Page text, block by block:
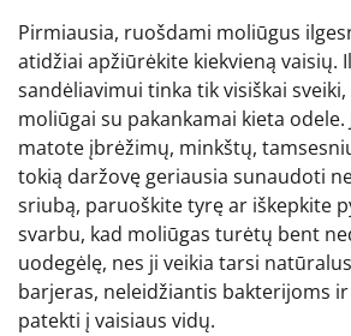
Pirmiausia, ruošdami moliūgus
atidžiai apžiūrėkite kiekvieną vaisių.
sandėliavimui tinka tik visiškai
moliūgai su pakankamai kieta odele.
matote įbrėžimų, minkštų,
tokią daržovę geriausia sunaudoti
sriubą, paruoškite tyrę ar iškepkite
svarbu, kad moliūgas turėtų bent
uodegėlę, nes ji veikia tarsi
barjeras, neleidžiantis bakterijoms
patekti į vaisiaus vidų.